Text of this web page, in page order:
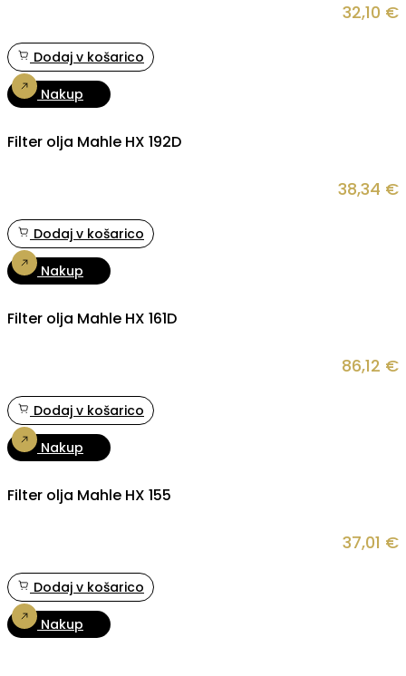
32,10 €
Dodaj v košarico
Nakup
Filter olja Mahle HX 192D
38,34 €
Dodaj v košarico
Nakup
Filter olja Mahle HX 161D
86,12 €
Dodaj v košarico
Nakup
Filter olja Mahle HX 155
37,01 €
Dodaj v košarico
Nakup